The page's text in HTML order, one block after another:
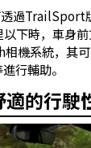
過TrailSport
下時，車身
機系統，其
行輔助。
的行駛